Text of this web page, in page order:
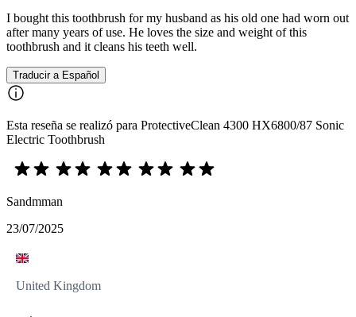
I bought this toothbrush for my husband as his old one had worn out
after many years of use. He loves the size and weight of this
toothbrush and it cleans his teeth well.
Traducir a Español
Esta reseña se realizó para ProtectiveClean 4300 HX6800/87 Sonic
Electric Toothbrush
Sandmman
23/07/2025
United Kingdom